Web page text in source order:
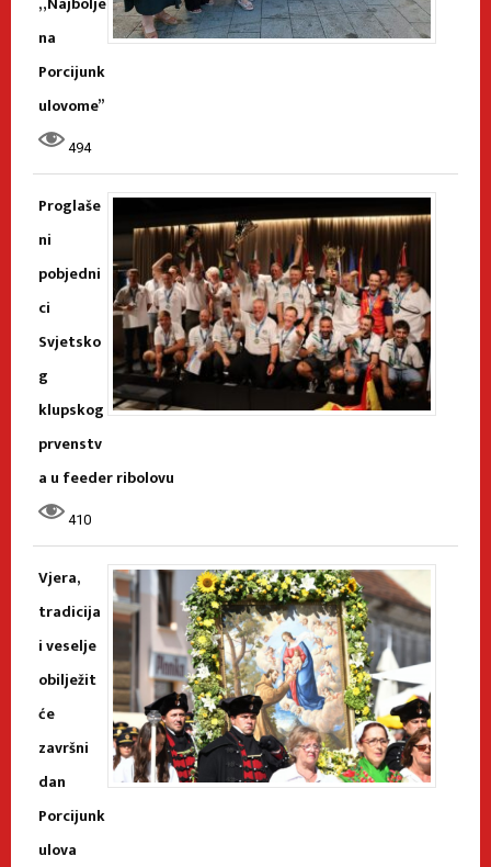
na
Porcijunk
ulovome”
494
Proglaše
ni
pobjedni
ci
Svjetsko
g
klupskog
prvenstv
a u feeder ribolovu
410
Vjera,
tradicija
i veselje
obilježit
će
završni
dan
Porcijunk
ulova